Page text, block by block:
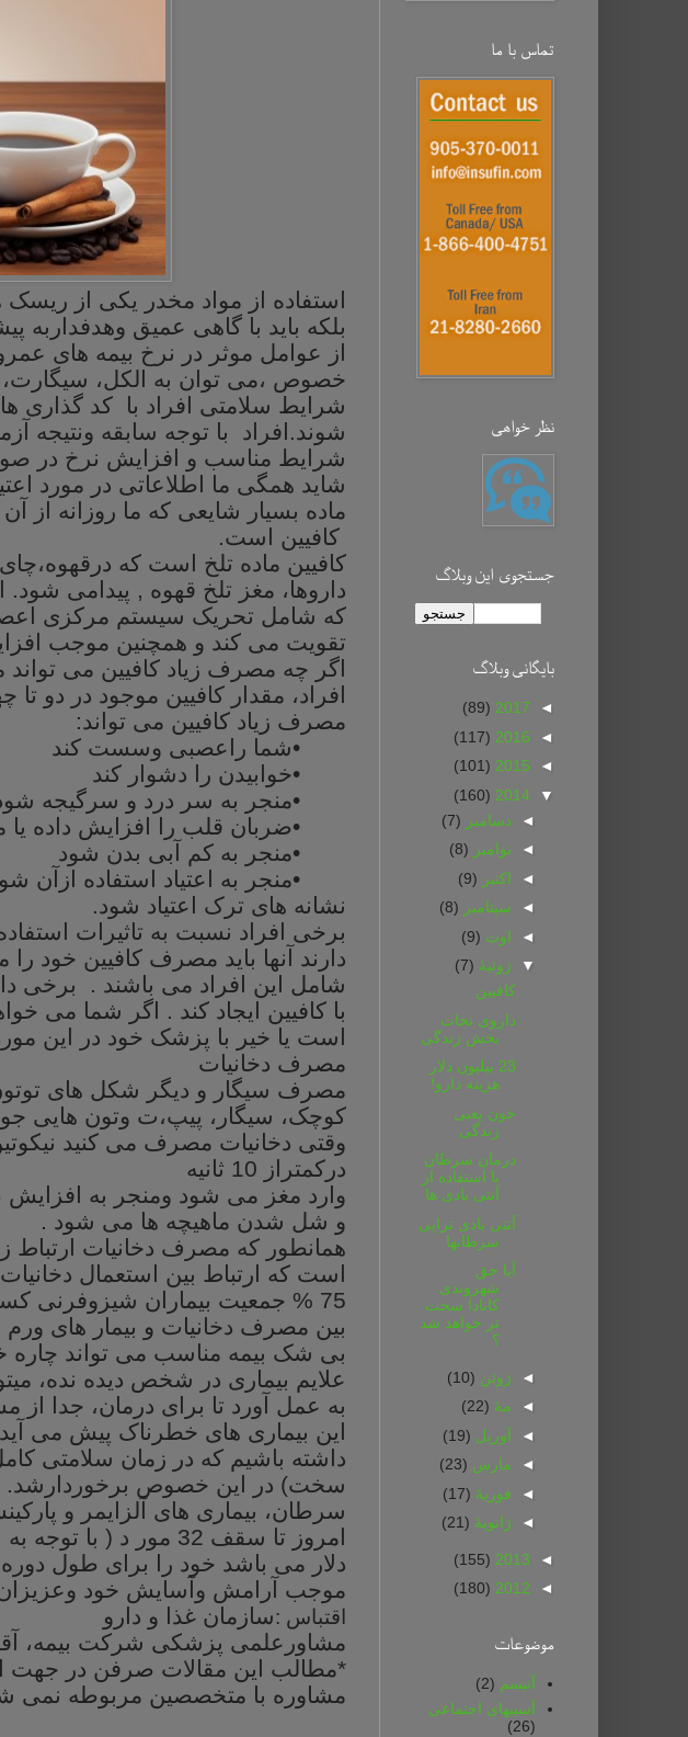
استفاده از مواد مخدر یکی از ریسک
بلکه باید با گاهی عمیق وهدفداربه
از عوامل موثر در نرخ بیمه های
خصوص ،می توان به الکل، سیگارت،
شرایط سلامتی افراد با کد گذاری
شوند.افراد با توجه سابقه ونتیجه
شرایط مناسب و افزایش نرخ در
شاید همگی ما اطلاعاتی در مورد
ماده بسیار شایعی که ما روزانه از
کافیین است.
کافیین ماده تلخ است که
داروها، مغز تلخ قهوه , پیدامی شود.
که شامل تحریک سیستم مرکزی
تقویت می کند و همچنین موجب
اگر چه مصرف زیاد کافیین می تواند
افراد، مقدار کافیین موجود در دو تا
مصرف زیاد کافیین می تواند:
•شما راعصبی وسست کند
•خوابیدن را
دشوار کند
•منجر به سر درد و سرگیجه
•ضربان قلب را افزایش داده یا
•منجر به کم آبی بدن شود
•منجر به اعتیاد استفاده ازآن
نشانه های ترک اعتیاد شود.
برخی افراد نسبت به تاثیرات
دارند
آنها باید مصرف کافیین خود را
شامل
این افراد می باشند . برخی
با کافیین ایجاد کند . اگر شما می
است یا خیر با پزشک خود در این
مصرف دخانیات
مصرف سیگار و دیگر شکل های
کوچک، سیگار، پیپ،ت وتون هایی
وقتی دخانیات مصرف می کنید
درکمتراز 10 ثانیه
وارد مغز می شود ومنجر به
و شل شدن ماهیچه ها می شود .
همانطور که مصرف دخانیات ارتباط
است که ارتباط بین استعمال دخانیات
75 % جمعیت
بیماران شیزوفرنی
بین مصرف دخانیات و بیمار های ورم
بی شک بیمه مناسب می تواند چاره
علایم بیماری در شخص دیده نده،
به عمل آورد تا برای درمان، جدا از
این بیماری های خطرناک پیش می
داشته باشیم که در زمان سلامتی
سخت) در
این خصوص
سرطان، بیماری های آلزایمر و
امروز تا سقف 32 مور د ( با توجه به
دلار می باشد خود را برای طول دوره
موجب آرامش وآسایش خود
اقتباس :سازمان غذا و دارو
مشاورعلمی پزشکی شرکت بیمه،
*مطالب این مقالات صرفن در جهت
مشاوره با متخصصین مربوطه نمی
تماس با ما
نظر خواهی‌
جستجوی این وبلاگ
بايگانی وبلاگ
◄
2017
(89)
◄
2016
(117)
◄
2015
(101)
▼
2014
(160)
◄ دسامبر (7)
◄ نوامبر (8)
◄
اکتبر (9)
◄ سپتامبر (8)
◄
اوت (9)
▼ ژوئیهٔ (7)
کافیین
داروی نجات
بخش زندگی
23 بیلیون دلار
هزینه دارو!
خون یعنی
زندگی
درمان سرطان
با استفاده از
آنتی بادی ها
آنتی بادی تراپی
سرطانها
آیا حق
شهروندی
کانادا سخت
تر خواهد شد
؟
◄ ژوئن (10)
◄ مهٔ (22)
◄
آوریل (19)
◄ مارس (23)
◄ فوریهٔ (17)
◄ ژانویهٔ (21)
◄
2013
(155)
◄
2012
(180)
موضوعات
آتیسم (2)
آسیبهای اجتماعی
(26)